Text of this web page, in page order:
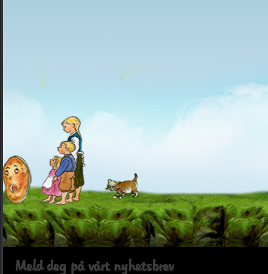
Meld deg på vårt nyhetsbrev